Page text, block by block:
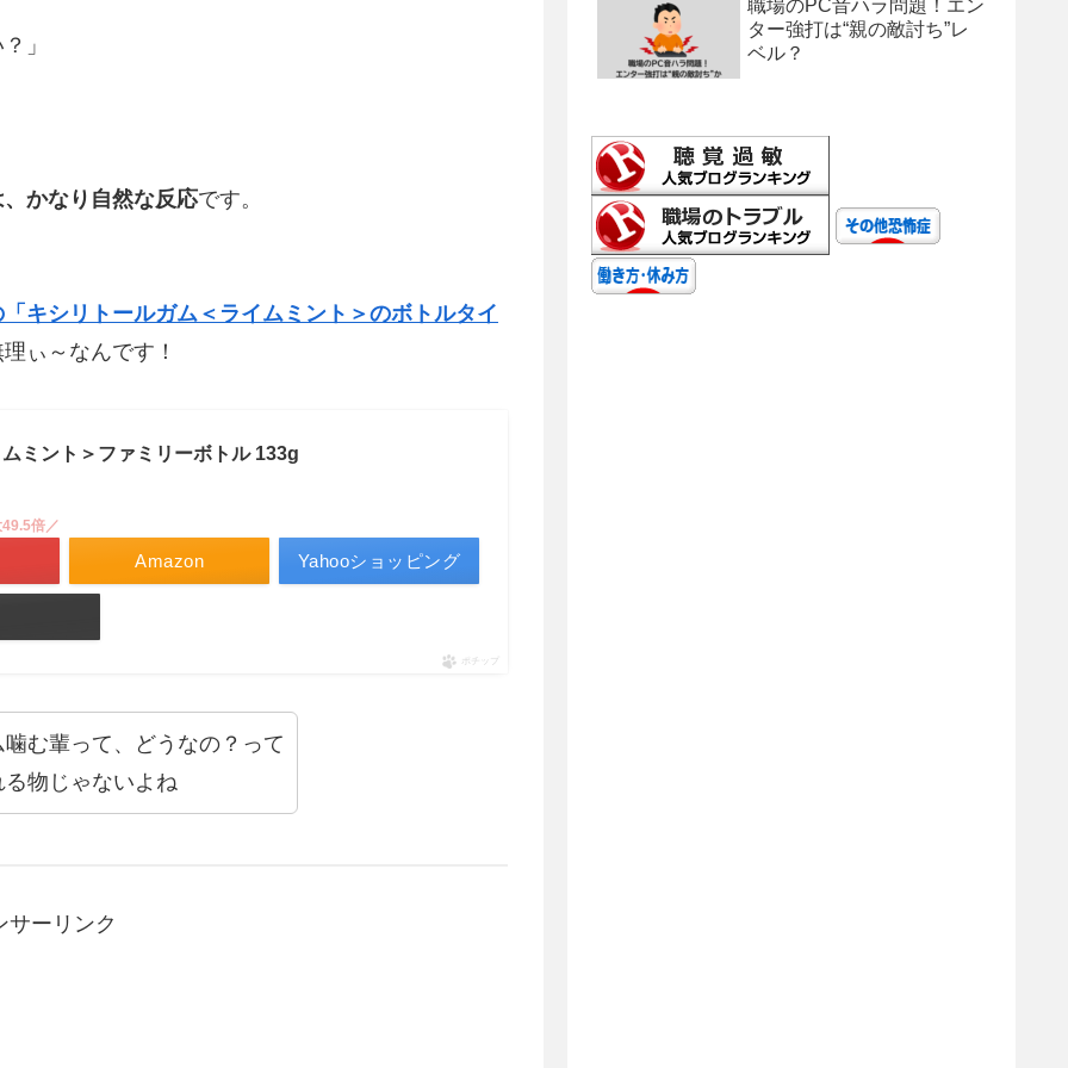
」
かなり自然な反応です。
キシリトールガム＜ライムミント＞のボトルタイ
ぃ～なんです！
ミント＞ファミリーボトル 133g
Amazon
倍／
Yahooショッピング
ポチップ
む輩って、どうなの？って
物じゃないよね
サーリンク
職場のPC音ハラ問題！エン
ター強打は“親の敵討ち”レ
ベル？